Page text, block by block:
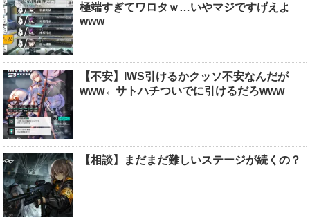
極端すぎてワロタｗ…いやマジですげえよ
www
【不安】IWS引けるかクッソ不安なんだが
www←サトハチついでに引けるだろwww
【相談】まだまだ難しいステージが続くの？